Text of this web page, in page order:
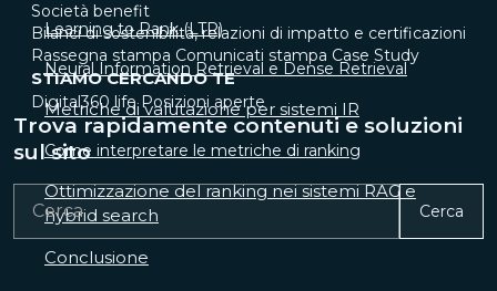
Società benefit
Bilanci di sostenibilità, relazioni di impatto e certificazioni
Rassegna stampa Comunicati stampa Case Study
STIAMO CERCANDO TE
Digital360 life Posizioni aperte
Trova rapidamente contenuti e soluzioni
sul sito
Cerca
Learning to Rank (LTR)
Neural Information Retrieval e Dense Retrieval
Metriche di valutazione per sistemi IR
Come interpretare le metriche di ranking
Ottimizzazione del ranking nei sistemi RAG e
hybrid search
Conclusione